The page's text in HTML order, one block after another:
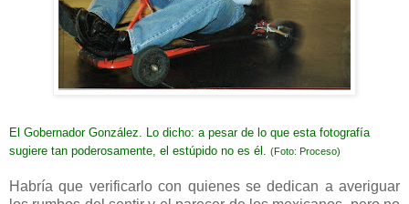
El Gobernador González. Lo dicho: a pesar de lo que esta fotografía
sugiere tan poderosamente, el estúpido no es él.
(Foto: Proceso)
Habría que verificarlo con quienes se dedican a averiguar